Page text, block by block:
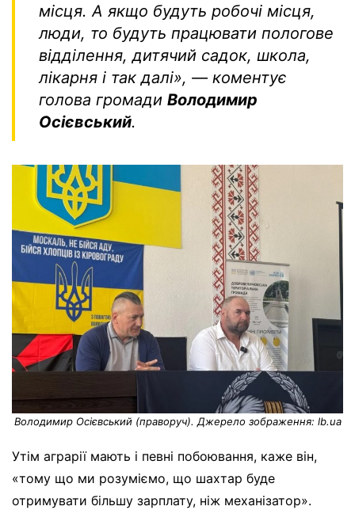
місця. А якщо будуть робочі місця,
люди, то будуть працювати пологове
відділення, дитячий садок, школа,
лікарня і так далі», — коментує
голова громади Володимир
Осієвський.
Володимир Осієвський (праворуч). Джерело зображення: lb.ua
Утім аграрії мають і певні побоювання, каже він,
«тому що ми розуміємо, що шахтар буде
отримувати більшу зарплату, ніж механізатор».